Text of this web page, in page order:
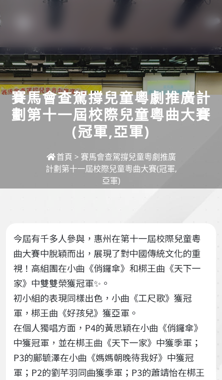
賽馬會查駕撐兒童粵劇推廣計
劃第十一屆校際兒童粵曲大賽
(冠軍,亞軍)
首頁 > 賽馬會查駕撐兒童粵劇推廣
計劃第十一屆校際兒童粵曲大賽(冠軍,
亞軍)
今屆有千多人參與，惠州在第十一屆校際兒童粵
曲大賽中脫穎而出，展現了對中國傳統文化的重
視！高組團在小曲《俏鑼傘》和梆王曲《天下一
家》中雙雙榮獲冠軍✨。
初小組的表現同樣出色，小曲《工尺歌》獲冠
軍，梆王曲《好孩兒》獲亞軍。
在個人獨唱方面，P4的黃思穎在小曲《俏鑼傘》
中獲冠軍，並在梆王曲《天下一家》中獲季軍；
P3的鄺毓澤在小曲《媽媽朝晚待我好》中獲冠
軍；P2的劉芊羽同曲獲季軍；P3的蕭靖怡在梆王